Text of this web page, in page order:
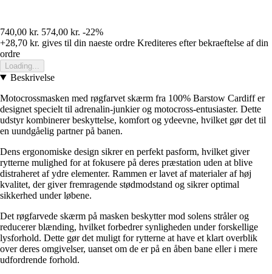
740,00 kr. 574,00 kr. -22%
+28,70 kr. gives til din naeste ordre Krediteres efter bekraeftelse af din
ordre
Loading...
Beskrivelse
Motocrossmasken med røgfarvet skærm fra 100% Barstow Cardiff er
designet specielt til adrenalin-junkier og motocross-entusiaster. Dette
udstyr kombinerer beskyttelse, komfort og ydeevne, hvilket gør det til
en uundgåelig partner på banen.
Dens ergonomiske design sikrer en perfekt pasform, hvilket giver
rytterne mulighed for at fokusere på deres præstation uden at blive
distraheret af ydre elementer. Rammen er lavet af materialer af høj
kvalitet, der giver fremragende stødmodstand og sikrer optimal
sikkerhed under løbene.
Det røgfarvede skærm på masken beskytter mod solens stråler og
reducerer blænding, hvilket forbedrer synligheden under forskellige
lysforhold. Dette gør det muligt for rytterne at have et klart overblik
over deres omgivelser, uanset om de er på en åben bane eller i mere
udfordrende forhold.